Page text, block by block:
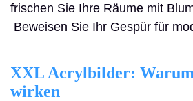
frischen Sie Ihre Räume mit
Beweisen Sie Ihr Gespür für
XXL Acrylbilder: Warum
wirken